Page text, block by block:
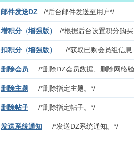
邮件发送DZ /*后台邮件发送至用户*/
增积分（增强版） /*根据后台设置积分购
扣积分（增强版） /*获取已购会员组信息
删除会员 /*删除DZ会员数据、删除网络
删除主题 /*删除指定主题。*/
删除帖子 /*删除指定帖子。*/
发送系统通知 /*发送DZ系统通知。*/